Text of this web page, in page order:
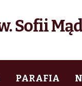
Sofii
PARAFIA